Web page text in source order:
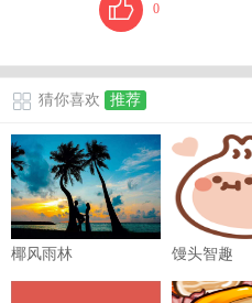
0
猜你喜欢 推荐
椰风雨林 馒头智趣